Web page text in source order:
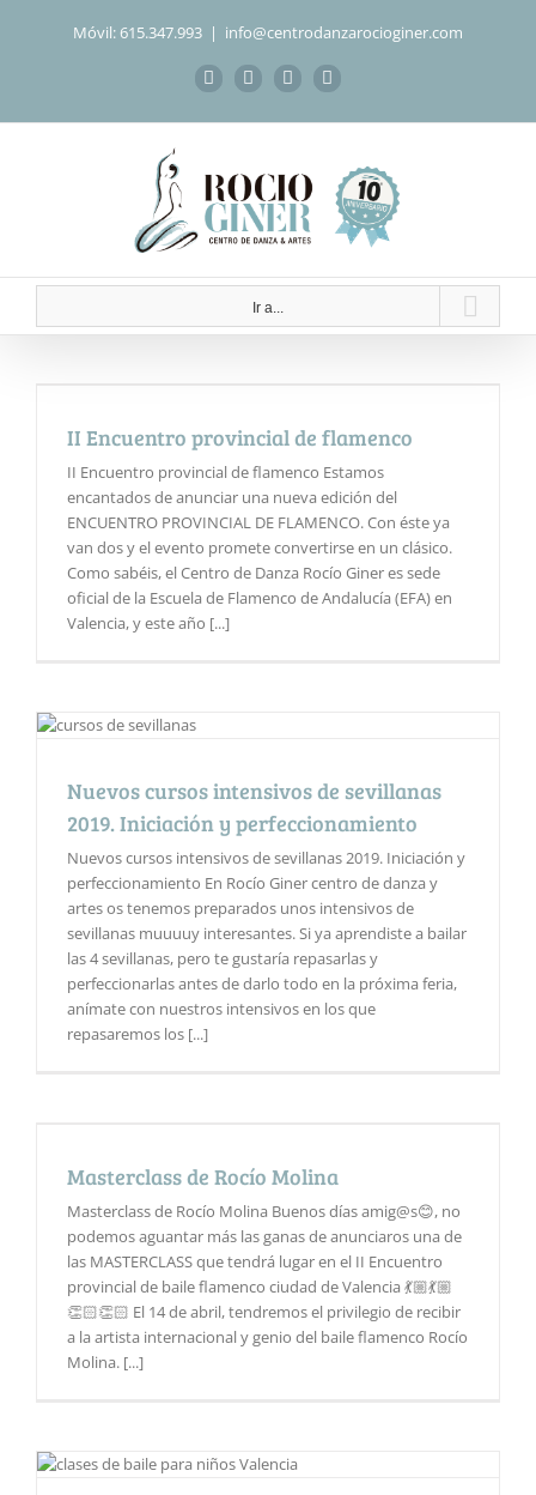
Móvil: 615.347.993 | info@centrodanzarocioginer.com
FacebookInstagramWhatsApp
Correo
Ir a...
II Encuentro provincial de flamenco
II Encuentro provincial de flamenco Estamos
encantados de anunciar una nueva edición del
ENCUENTRO PROVINCIAL DE FLAMENCO. Con éste ya
van dos y el evento promete convertirse en un clásico.
Como sabéis, el Centro de Danza Rocío Giner es sede
oficial de la Escuela de Flamenco de Andalucía (EFA) en
Valencia, y este año [...]
Nuevos cursos intensivos de sevillanas
2019. Iniciación y perfeccionamiento
Nuevos cursos intensivos de sevillanas 2019. Iniciación y
perfeccionamiento En Rocío Giner centro de danza y
artes os tenemos preparados unos intensivos de
sevillanas muuuuy interesantes. Si ya aprendiste a bailar
las 4 sevillanas, pero te gustaría repasarlas y
perfeccionarlas antes de darlo todo en la próxima feria,
anímate con nuestros intensivos en los que
repasaremos los [...]
Masterclass de Rocío Molina
Masterclass de Rocío Molina Buenos días amig@s😊, no
podemos aguantar más las ganas de anunciaros una de
las MASTERCLASS que tendrá lugar en el II Encuentro
provincial de baile flamenco ciudad de Valencia 💃🏼💃🏼
👏🏻👏🏻 El 14 de abril, tendremos el privilegio de recibir
a la artista internacional y genio del baile flamenco Rocío
Molina. [...]